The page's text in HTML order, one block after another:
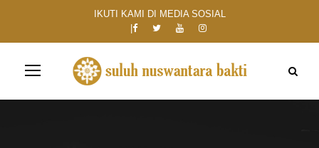
IKUTI KAMI DI MEDIA SOSIAL